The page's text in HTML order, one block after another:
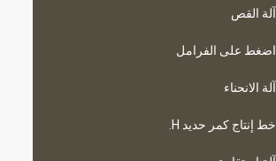
آلة القص
اضغط على الفرامل
آلة الانحناء
خط إنتاج كمر حديد H.